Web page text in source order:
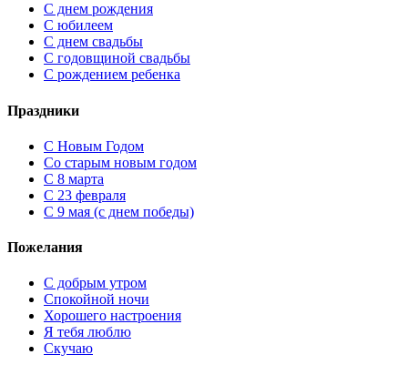
С днем рождения
С юбилеем
С днем свадьбы
С годовщиной свадьбы
С рождением ребенка
Праздники
C Новым Годом
Cо старым новым годом
С 8 марта
С 23 февраля
С 9 мая (с днем победы)
Пожелания
С добрым утром
Спокойной ночи
Хорошего настроения
Я тебя люблю
Скучаю